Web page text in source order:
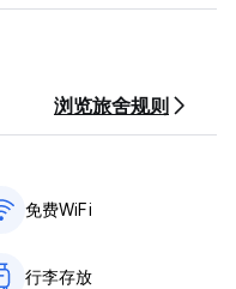
为您提供婴儿床，但不提
language)
浏览旅舍规则
免费WiFi
行李存放